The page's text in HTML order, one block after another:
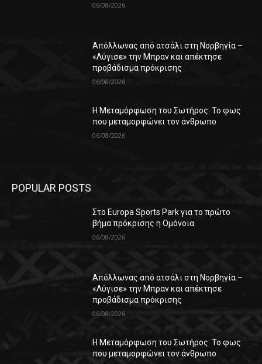
06/08/2026
Απόλλωνας από ατσάλι στη Νορβηγία –
«Λύγισε» την Μπραν και απέκτησε
προβάδισμα πρόκρισης
06/08/2026
Η Μεταμόρφωση του Σωτήρος: Το φως
που μεταμορφώνει τον άνθρωπο
06/08/2026
POPULAR POSTS
Στο Europa Sports Park για το πρώτο
βήμα πρόκρισης η Ομόνοια
06/08/2026
Απόλλωνας από ατσάλι στη Νορβηγία –
«Λύγισε» την Μπραν και απέκτησε
προβάδισμα πρόκρισης
06/08/2026
Η Μεταμόρφωση του Σωτήρος: Το φως
που μεταμορφώνει τον άνθρωπο